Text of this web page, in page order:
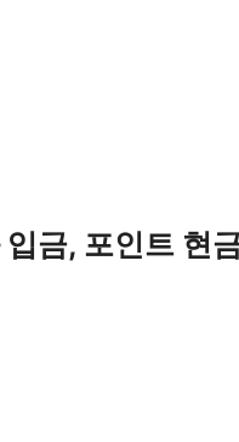
금, 포인트 현